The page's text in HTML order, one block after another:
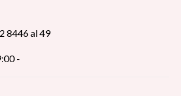
8446 al 49
-